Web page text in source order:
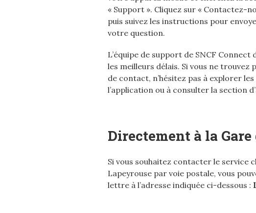
« Support ». Cliquez sur « Contactez-
puis suivez les instructions pour
votre question.
L’équipe de support de SNCF
les meilleurs délais. Si vous ne trouvez
de contact, n’hésitez pas à explorer
l’application ou à consulter la section
Directement à la
Si vous souhaitez contacter le service
Lapeyrouse par voie postale, vous
lettre à l’adresse indiquée ci-dessous :